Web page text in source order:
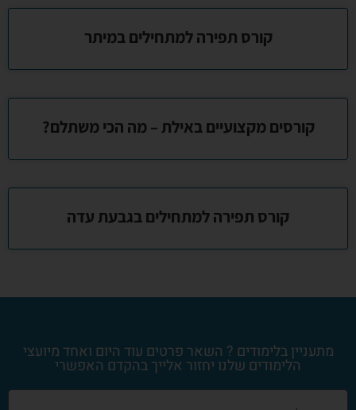
קורס תפירה למתחילים במיתר
קורסים מקצועיים באילת – מה הכי משתלם?
קורס תפירה למתחילים בגבעת עדה
מתעניין בלימודים ? השאר פרטים עוד היום ואחד מיועצי
הלימודים שלנו יחזור אלייך בהקדם האפשרי